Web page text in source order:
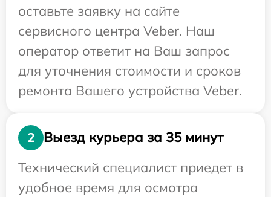
оставьте заявку на сайте
сервисного центра Veber. Наш
оператор ответит на Ваш запрос
для уточнения стоимости и сроков
ремонта Вашего устройства Veber.
2
Выезд курьера за 35 минут
Технический специалист приедет в
удобное время для осмотра